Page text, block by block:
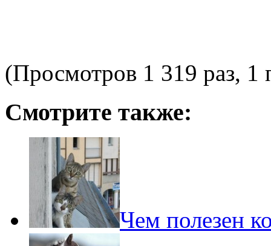
(Просмотров 1 319 раз, 1
Смотрите также:
Чем полезен